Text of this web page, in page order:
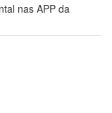
nas APP da